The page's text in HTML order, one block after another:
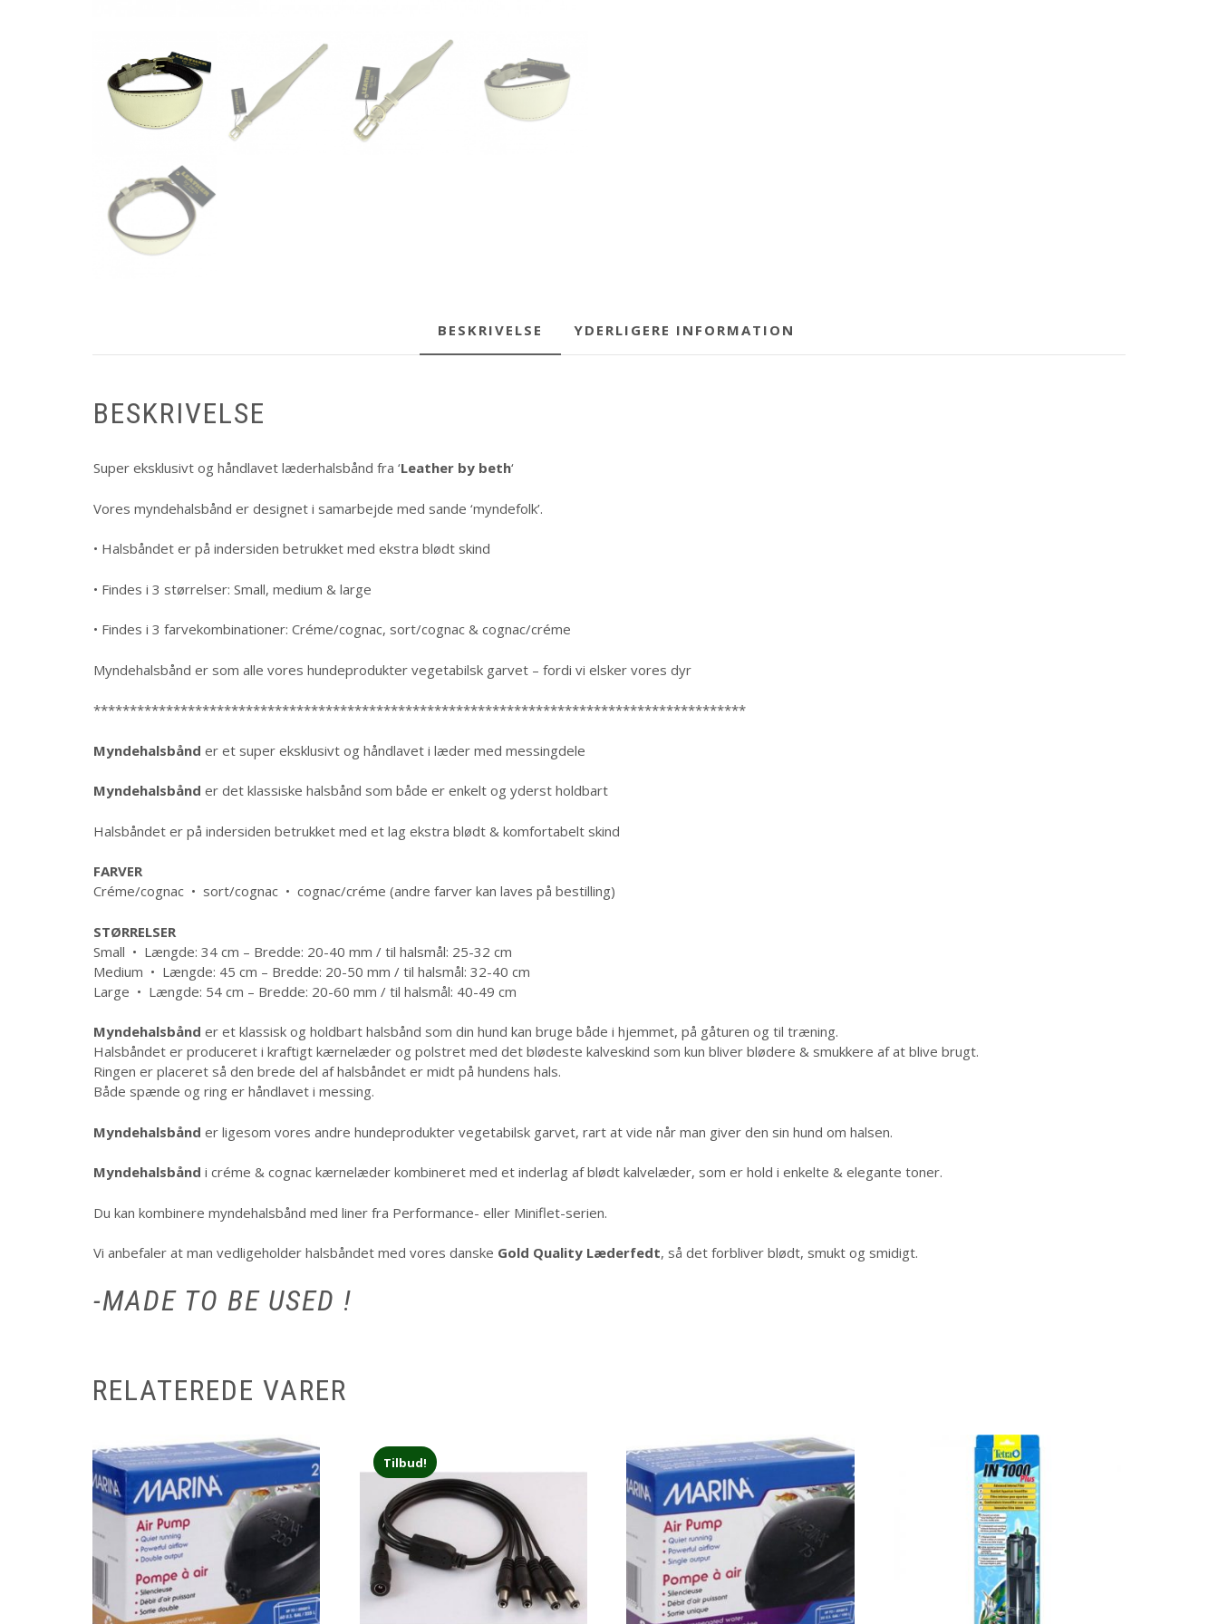
BESKRIVELSE YDERLIGERE INFORMATION
BESKRIVELSE
Super eksklusivt og håndlavet læderhalsbånd fra ‘Leather by beth‘
Vores myndehalsbånd er designet i samarbejde med sande ‘myndefolk’.
• Halsbåndet er på indersiden betrukket med ekstra blødt skind
• Findes i 3 størrelser: Small, medium & large
• Findes i 3 farvekombinationer: Créme/cognac, sort/cognac & cognac/créme
Myndehalsbånd er som alle vores hundeprodukter vegetabilsk garvet – fordi vi elsker vores dyr
******************************************************************************************
Myndehalsbånd er et super eksklusivt og håndlavet i læder med messingdele
Myndehalsbånd er det klassiske halsbånd som både er enkelt og yderst holdbart
Halsbåndet er på indersiden betrukket med et lag ekstra blødt & komfortabelt skind
FARVER
Créme/cognac • sort/cognac • cognac/créme (andre farver kan laves på bestilling)
STØRRELSER
Small • Længde: 34 cm – Bredde: 20-40 mm / til halsmål: 25-32 cm
Medium • Længde: 45 cm – Bredde: 20-50 mm / til halsmål: 32-40 cm
Large • Længde: 54 cm – Bredde: 20-60 mm / til halsmål: 40-49 cm
Myndehalsbånd er et klassisk og holdbart halsbånd som din hund kan bruge både i hjemmet, på gåturen og til træning.
Halsbåndet er produceret i kraftigt kærnelæder og polstret med det blødeste kalveskind som kun bliver blødere & smukkere af at blive brugt.
Ringen er placeret så den brede del af halsbåndet er midt på hundens hals.
Både spænde og ring er håndlavet i messing.
Myndehalsbånd er ligesom vores andre hundeprodukter vegetabilsk garvet, rart at vide når man giver den sin hund om halsen.
Myndehalsbånd i créme & cognac kærnelæder kombineret med et inderlag af blødt kalvelæder, som er hold i enkelte & elegante toner.
Du kan kombinere myndehalsbånd med liner fra Performance- eller Miniflet-serien.
Vi anbefaler at man vedligeholder halsbåndet med vores danske Gold Quality Læderfedt, så det forbliver blødt, smukt og smidigt.
-MADE TO BE USED !
RELATEREDE VARER
Tilbud!